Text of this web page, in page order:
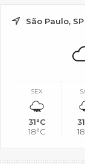
São Paulo, SP
SEX
31°C
18°C